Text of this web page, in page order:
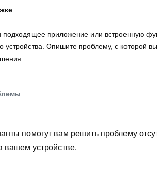
подходящее приложение или встроенную
устройства. Опишите проблему, с которой
помогут вам решить проблему
вашем устройстве.